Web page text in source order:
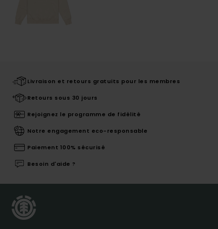
Livraison et retours gratuits pour les membres
Retours sous 30 jours
Rejoignez le programme de fidélité
Notre engagement eco-responsable
Paiement 100% sécurisé
Besoin d'aide ?